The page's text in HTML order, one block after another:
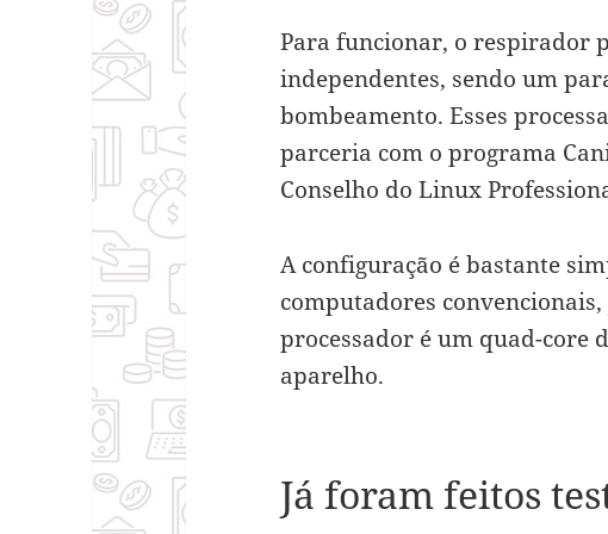
Para funcionar, o respirador
independentes, sendo um
bombeamento. Esses
parceria com o programa
Conselho do Linux
A configuração é bastante
computadores
processador é um quad-core
aparelho.
Já foram feitos